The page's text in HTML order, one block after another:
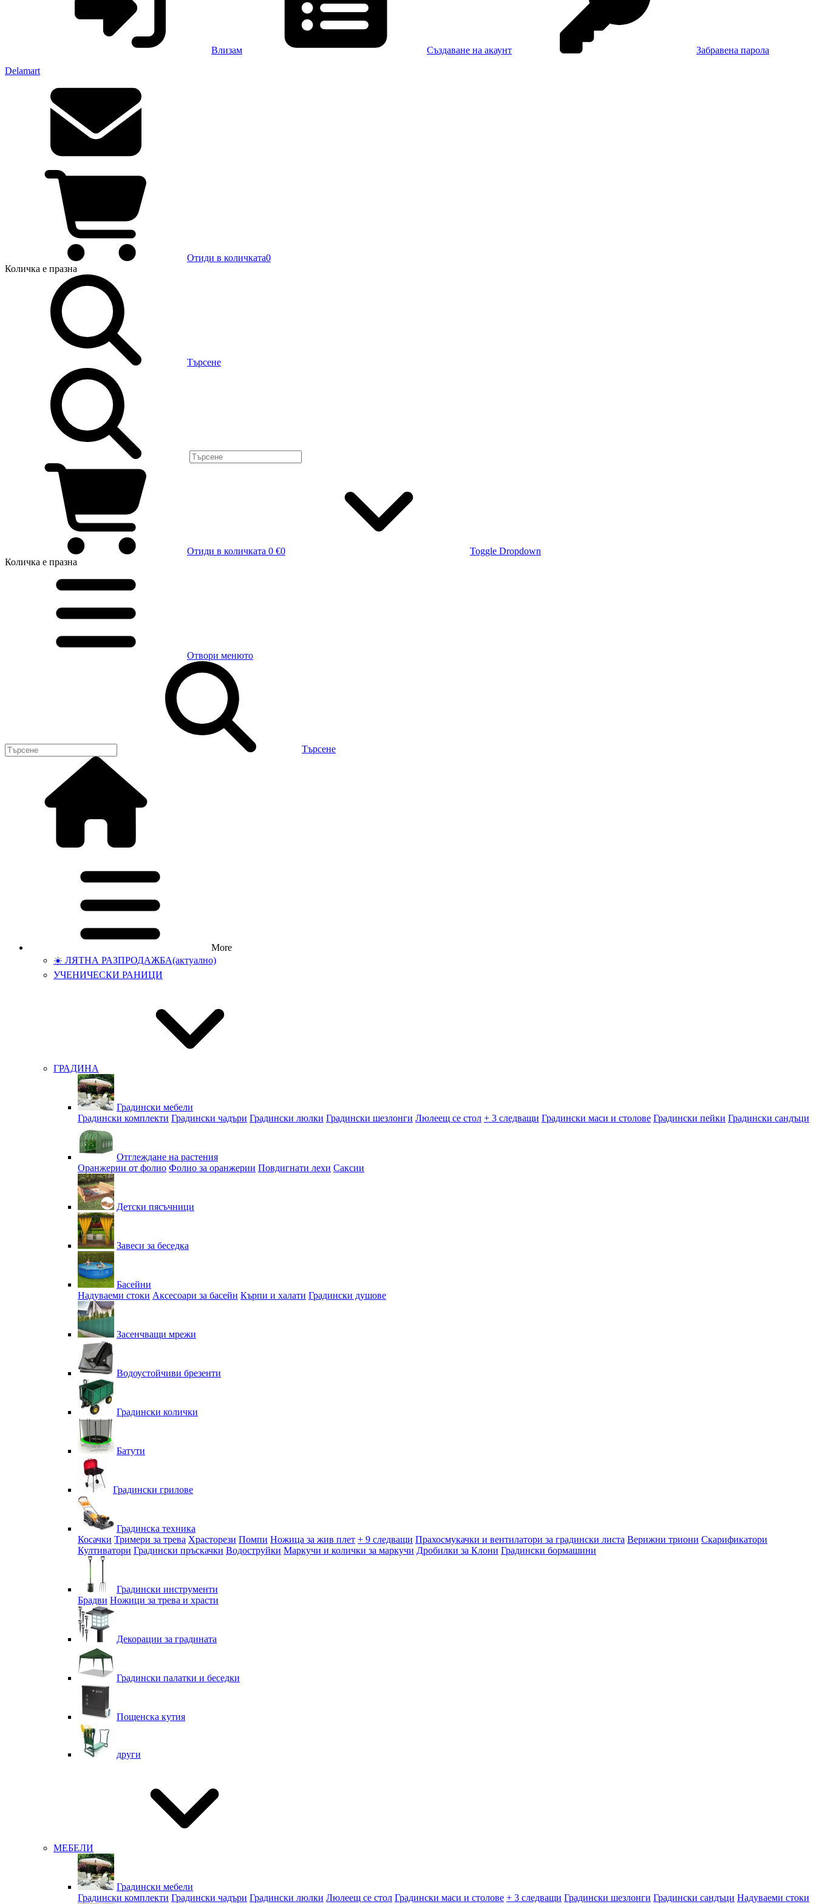
Влизам Създаване на акаунт
Забравена парола
Delamart
Отиди в количката0
Количка е празна
Търсене
Отиди в количката 0 €0
Toggle Dropdown
Количка е празна
Отвори менюто
Търсене
More
☀️ ЛЯТНА РАЗПРОДАЖБА(актуално)
УЧЕНИЧЕСКИ РАНИЦИ
ГРАДИНА
Градински мебели
Градински комплекти Градински чадъри Градински люлки Градински шезлонги Люлеещ се стол + 3 следващи Градински маси и столове Градински пейки Градински сандъци
Отглеждане на растения
Оранжерии от фолио Фолио за оранжерии Повдигнати лехи Саксии
Детски пясъчници
Завеси за беседка
Басейни
Надуваеми стоки Аксесоари за басейн Кърпи и халати Градински душове
Засенчващи мрежи
Водоустойчиви брезенти
Градински колички
Батути
Градински грилове
Градинска техника
Косачки Тримери за трева Храсторези Помпи Ножица за жив плет + 9 следващи Прахосмукачки и вентилатори за градински листа Верижни триони Скарификатори
Култиватори Градински пръскачки Водоструйки Маркучи и колички за маркучи Дробилки за Клони Градински бормашини
Градински инструменти
Брадви Ножици за трева и храсти
Декорации за градината
Градински палатки и беседки
Пощенска кутия
други
МЕБЕЛИ
Градински мебели
Градински комплекти Градински чадъри Градински люлки Люлеещ се стол Градински маси и столове + 3 следващи Градински шезлонги Градински сандъци Надуваеми стоки